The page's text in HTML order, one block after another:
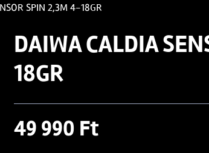
SPIN 2,3M 4-18GR
DAIWA CALDIA
18GR
49 990 Ft